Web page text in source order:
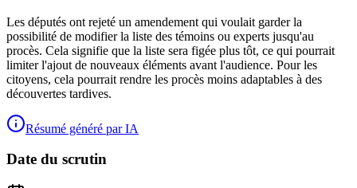
Les députés ont rejeté un amendement qui voulait garder la
possibilité de modifier la liste des témoins ou experts jusqu'au
procès. Cela signifie que la liste sera figée plus tôt, ce qui pourrait
limiter l'ajout de nouveaux éléments avant l'audience. Pour les
citoyens, cela pourrait rendre les procès moins adaptables à des
découvertes tardives.
Résumé généré par IA
Date du scrutin